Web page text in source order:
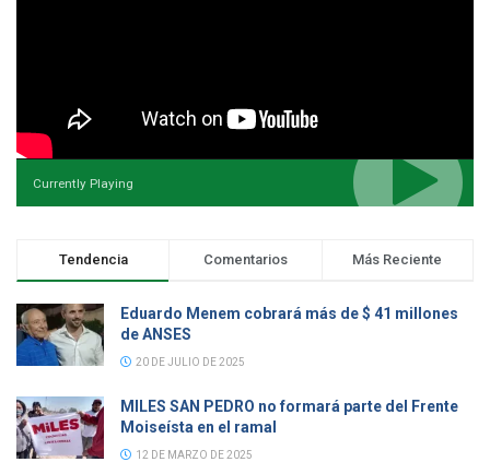
Currently Playing
Tendencia Comentarios Más Reciente
Eduardo Menem cobrará más de $ 41 millones
de ANSES
20 DE JULIO DE 2025
MILES SAN PEDRO no formará parte del Frente
Moiseísta en el ramal
12 DE MARZO DE 2025